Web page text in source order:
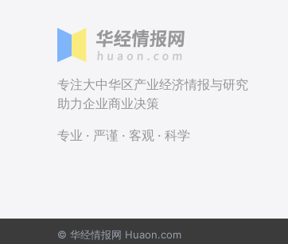
专注大中华区产业经济情报与研究
助力企业商业决策
专业 · 严谨 · 客观 · 科学
© 华经情报网 Huaon.com